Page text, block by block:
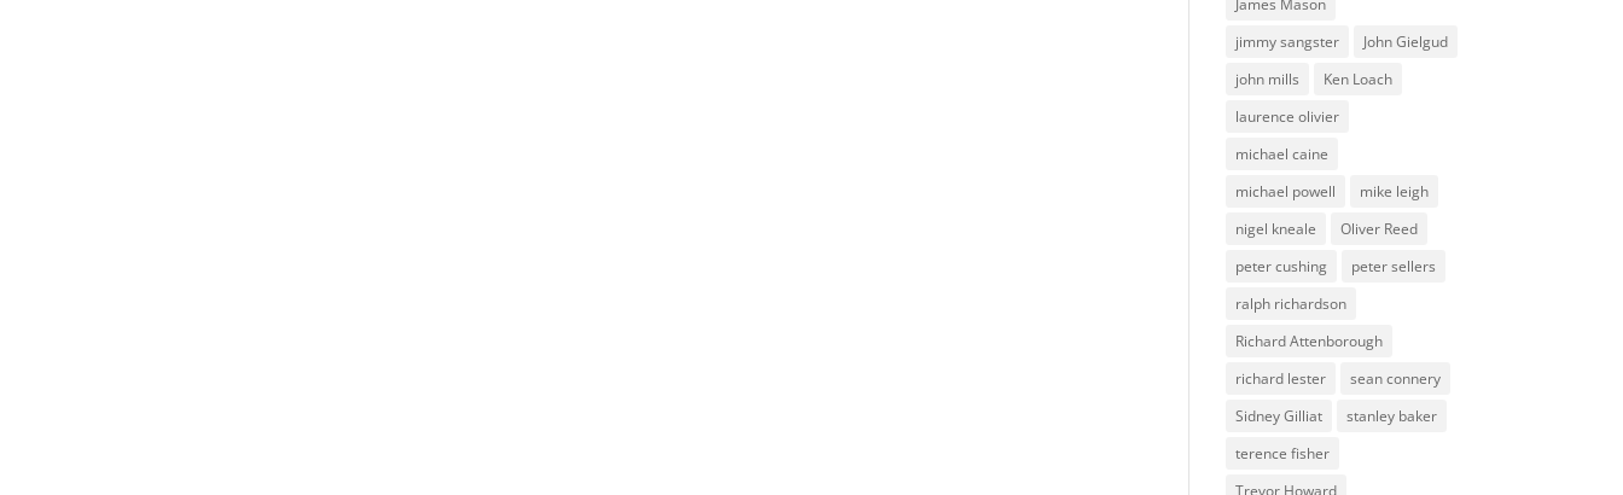
jimmy sangster
John Gielgud
john mills
Ken Loach
laurence olivier
michael caine
michael powell
mike leigh
nigel kneale
Oliver Reed
peter cushing
peter sellers
ralph richardson
Richard Attenborough
richard lester
sean connery
Sidney Gilliat
stanley baker
terence fisher
Trevor Howard